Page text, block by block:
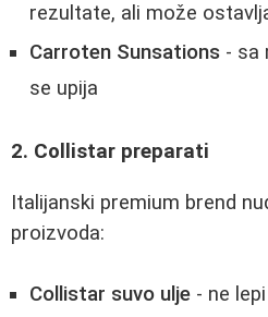
rezultate, ali može
Carroten Sunsations - sa
se upija
2. Collistar preparati
Italijanski premium brend
proizvoda:
Collistar suvo ulje - ne